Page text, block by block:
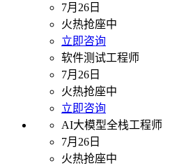
7月26日
火热抢座中
立即咨询
软件测试工程师
7月26日
火热抢座中
立即咨询
AI大模型全栈工程师
7月26日
火热抢座中